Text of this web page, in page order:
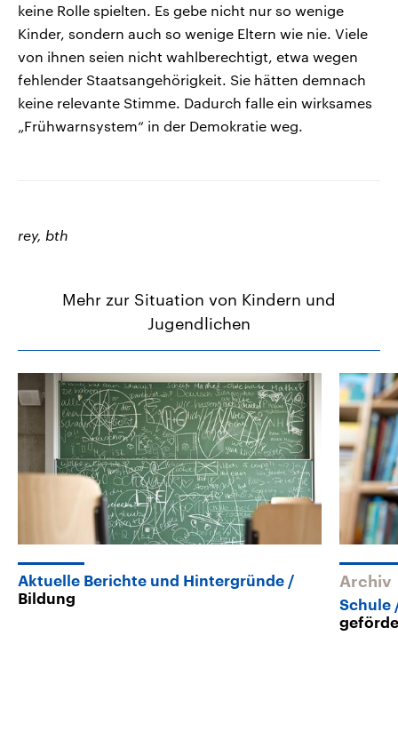
keine Rolle spielten. Es gebe nicht nur so wenige
Kinder, sondern auch so wenige Eltern wie nie. Viele
von ihnen seien nicht wahlberechtigt, etwa wegen
fehlender Staatsangehörigkeit. Sie hätten demnach
keine relevante Stimme. Dadurch falle ein wirksames
„Frühwarnsystem“ in der Demokratie weg.
rey, bth
Mehr zur Situation von Kindern und
Jugendlichen
Aktuelle Berichte und Hintergründe
Bildung
Archiv
Schule